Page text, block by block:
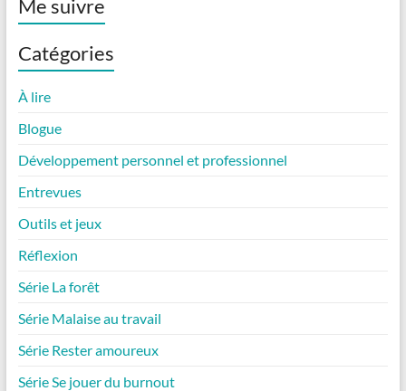
Me suivre
Catégories
À lire
Blogue
Développement personnel et professionnel
Entrevues
Outils et jeux
Réflexion
Série La forêt
Série Malaise au travail
Série Rester amoureux
Série Se jouer du burnout